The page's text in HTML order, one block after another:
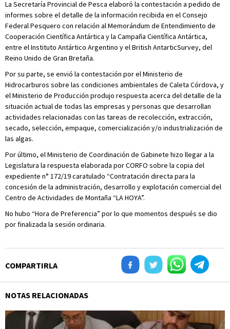
La Secretaría Provincial de Pesca elaboró la contestación a pedido de
informes sobre el detalle de la información recibida en el Consejo
Federal Pesquero con relación al Memorándum de Entendimiento de
Cooperación Científica Antártica y la Campaña Científica Antártica,
entre el Instituto Antártico Argentino y el British AntarticSurvey, del
Reino Unido de Gran Bretaña.
Por su parte, se envió la contestación por el Ministerio de
Hidrocarburos sobre las condiciones ambientales de Caleta Córdova, y
el Ministerio de Producción produjo respuesta acerca del detalle de la
situación actual de todas las empresas y personas que desarrollan
actividades relacionadas con las tareas de recolección, extracción,
secado, selección, empaque, comercialización y/o industrialización de
las algas.
Por último, el Ministerio de Coordinación de Gabinete hizo llegar a la
Legislatura la respuesta elaborada por CORFO sobre la copia del
expediente n° 172/19 caratulado “Contratación directa para la
concesión de la administración, desarrollo y explotación comercial del
Centro de Actividades de Montaña “LA HOYA”.
No hubo “Hora de Preferencia” por lo que momentos después se dio
por finalizada la sesión ordinaria.
COMPARTIRLA
NOTAS RELACIONADAS